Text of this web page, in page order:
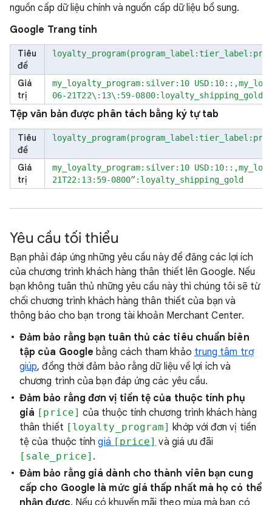
nguồn cấp dữ liệu chính và nguồn cấp dữ liệu bổ sung.
Google Trang tính
Tiêu
đề
Giá
trị
my_loyalty_program:silver:10
06-21T22\:13\:59-0800:loyalty_shipping_gold
Tệp văn bản được phân tách bằng ký tự tab
Tiêu
đề
Giá
trị
my_loyalty_program:silver:10
21T22:13:59-0800”:loyalty_shipping_gold
Yêu cầu tối thiểu
Bạn phải đáp ứng những yêu cầu này để đăng các lợi ích
của chương trình khách hàng thân thiết lên Google. Nếu
bạn không tuân thủ những yêu cầu này thì chúng tôi sẽ từ
chối chương trình khách hàng thân thiết của bạn và
thông báo cho bạn trong tài khoản Merchant Center.
Đảm bảo rằng bạn tuân thủ các tiêu chuẩn biên
tập của Google bằng cách tham khảo trung tâm trợ
giúp, đồng thời đảm bảo rằng dữ liệu về lợi ích và
chương trình của bạn đáp ứng các yêu cầu.
Đảm bảo rằng đơn vị tiền tệ của thuộc tính phụ
giá [price] của thuộc tính chương trình khách hàng
thân thiết [loyalty_program] khớp với đơn vị tiền
tệ của thuộc tínhgiá [price] và giá ưu đãi
[sale_price] .
Đảm bảo rằng giá dành cho thành viên bạn cung
cấp cho Google là mức giá thấp nhất mà họ có thể
nhận được. Nếu có khuyến mãi theo mùa mà bạn có